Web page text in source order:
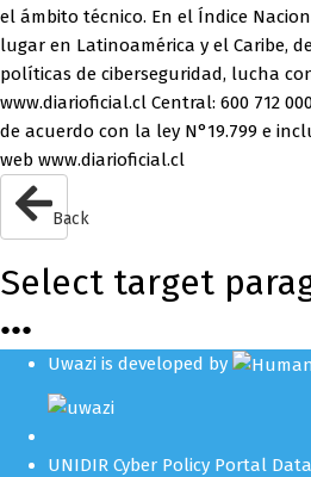
el ámbito técnico. En el Índice
lugar en Latinoamérica y el Caribe,
políticas de ciberseguridad, lucha
www.diarioficial.cl Central: 600 712
de acuerdo con la ley N°19.799 e
web www.diarioficial.cl
Back
Select target
●●●
Uwazi is developed by
UNIDIR Cyber Policy Portal